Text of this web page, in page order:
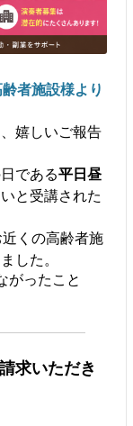
者施設様より
嬉しいご報告
である平日昼
と受講された
くの高齢者施
した。
がったこと
求いただき